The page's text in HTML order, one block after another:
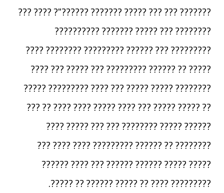
??????? ??? ??? ????? ??????? ??????"? ???? ???
???????? ??? ????? ??????? ??????????
????????? ??? ?????? ????????? ???????? ????
????? ?? ?????? ????????? ??? ????? ??? ????
???????? ????? ????? ??? ???? ????????? ?????
?? ????? ????? ??? ???? ????? ???? ???? ?? ???
?????? ????? ???????? ??? ??? ????? ????
???????? ?? ?????? ????????? ???? ???? ???
????? ????? ?????? ?????? ??? ???? ??????
????????? ???? ?? ????? ?????? ?? ?????.